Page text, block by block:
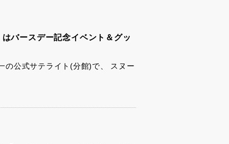
バースデー記念イベント＆グッ
の公式サテライト(分館)で、 スヌー